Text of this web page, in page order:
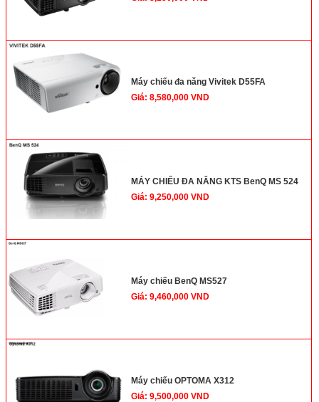
Máy chiếu đa năng Vivitek D55FA
Giá: 8,580,000 VND
MÁY CHIẾU ĐA NĂNG KTS BenQ MS 524
Giá: 9,250,000 VND
Máy chiếu BenQ MS527
Giá: 9,460,000 VND
Máy chiếu OPTOMA X312
Giá: 9,500,000 VND